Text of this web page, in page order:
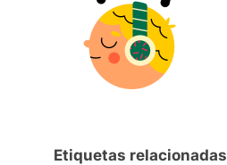
Etiquetas relacionadas